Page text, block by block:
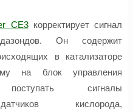
CE3корректирует сигнал
Он содержит
в катализаторе
на блок управления
сигналы
кислорода,